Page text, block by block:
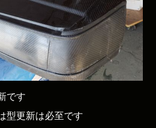
です
型更新は必至です